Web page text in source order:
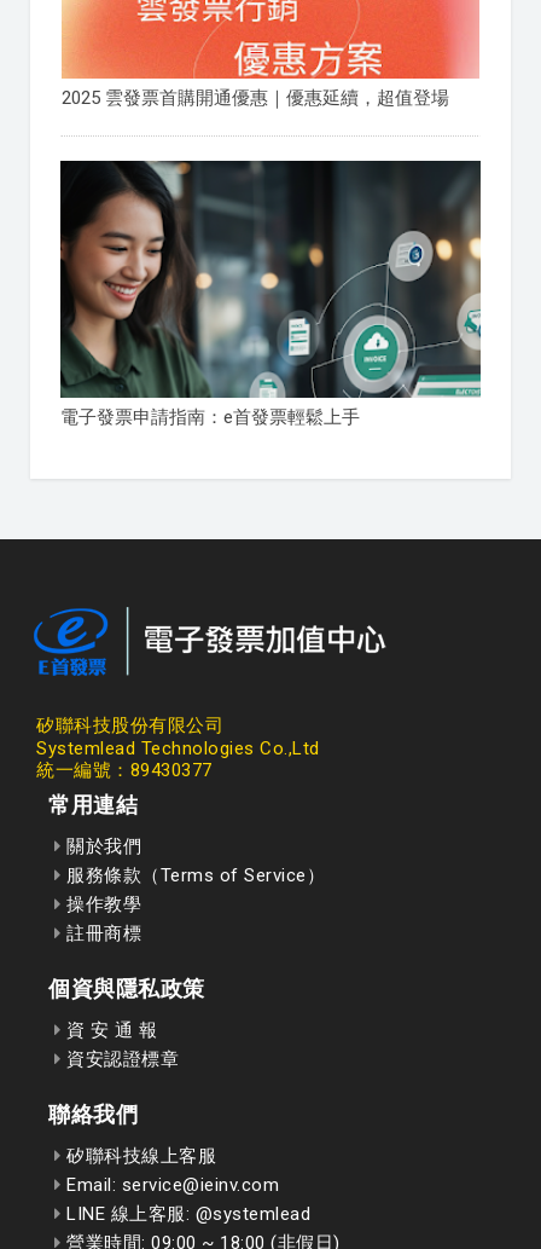
2025 雲發票首購開通優惠｜優惠延續，超值登場
電子發票申請指南：e首發票輕鬆上手
矽聯科技股份有限公司
Systemlead Technologies Co.,Ltd
統一編號：89430377
常用連結
關於我們
服務條款（Terms of Service）
操作教學
註冊商標
個資與隱私政策
資 安 通 報
資安認證標章
聯絡我們
矽聯科技線上客服
Email: service@ieinv.com
LINE 線上客服: @systemlead
營業時間: 09:00 ~ 18:00 (非假日)